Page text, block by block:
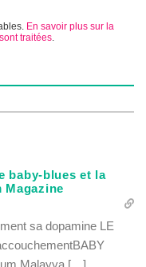
En savoir plus sur la
traitées.
baby-blues et la
Magazine
sa dopamine LE
Malayya […]